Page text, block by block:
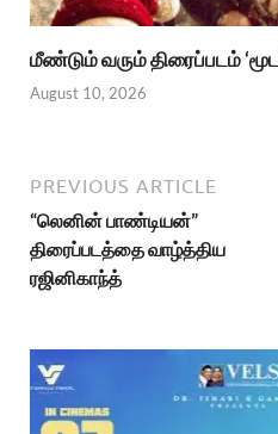
மீண்டும் வரும் திரைப்படம்
August 10, 2026
PREVIOUS ARTICLE
“லெனின் பாண்டியன்”
திரைப்படத்தை வாழ்த்திய
ரஜினிகாந்த்